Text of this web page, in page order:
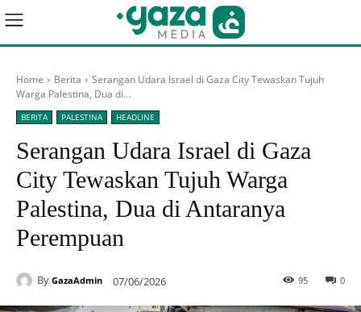
Home Berita
Serangan Udara Israel di Gaza City Tewaskan Tujuh
Warga Palestina, Dua di...
BERITA PALESTINA HEADLINE
Serangan Udara Israel di Gaza
City Tewaskan Tujuh Warga
Palestina, Dua di Antaranya
Perempuan
By GazaAdmin 07/06/2026 0
95